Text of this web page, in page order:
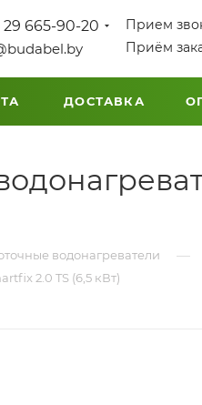
29 665-90-20
Прием
Приём
ДОСТАВКА
водонагреватели —
2.0 TS (6,5 кВт)